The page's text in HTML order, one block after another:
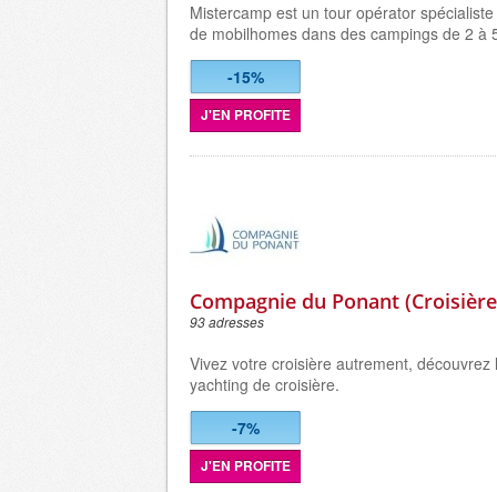
Mistercamp est un tour opérator
de mobilhomes dans des campings de 2 à
-15%
J'EN PROFITE
Compagnie du Ponant
93 adresses
Vivez votre croisière autrement, découvrez
yachting de croisière.
-7%
J'EN PROFITE